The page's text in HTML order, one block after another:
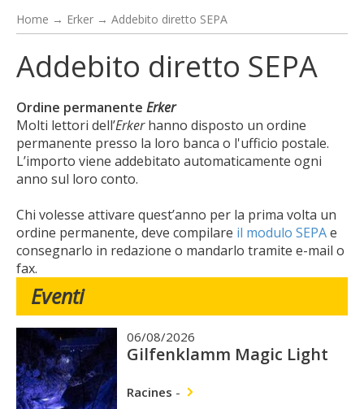
Home → Erker → Addebito diretto SEPA
Addebito diretto SEPA
Ordine permanente Erker
Molti lettori dell’Erkerhanno disposto un ordine
permanente presso la loro banca o l'ufficio postale.
L’importo viene addebitato automaticamente ogni
anno sul loro conto.
Chi volesse attivare quest’anno per la prima volta un
ordine permanente, deve compilare il modulo SEPAe
consegnarlo in redazione o mandarlo tramite e-mail o
fax.
Eventi
06/08/2026
Gilfenklamm Magic Light
Racines -